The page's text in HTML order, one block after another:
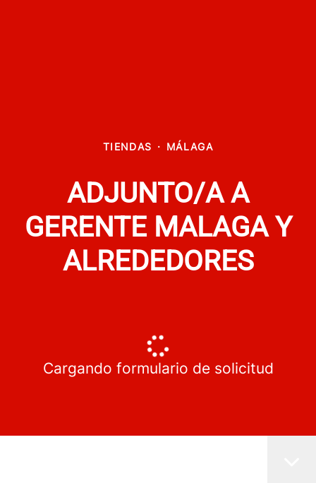
TIENDAS · MÁLAGA
ADJUNTO/A A
GERENTE MALAGA Y
ALREDEDORES
Cargando formulario de solicitud